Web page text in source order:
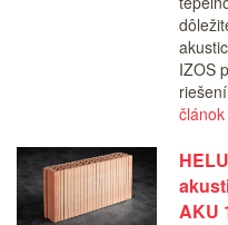
IZOS
článok
AKU